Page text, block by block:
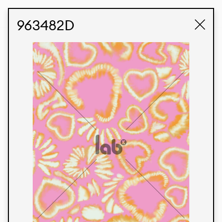
963482D
Produtos
Temos orgulho de expressar nossa identidade
brasileira por meio de nossos tecidos e estampas
personalizadas, trabalhando em colaboração
com nossos clientes e dando vida aos seus
conceitos e criações. Nossa extensa linha de
produtos tem opções para diferentes mercados.
Oferecemos também tecidos ecológicos e
tecnológicos que podem ser acabados em
qualquer cor sólida ou impressão digital.
Cores